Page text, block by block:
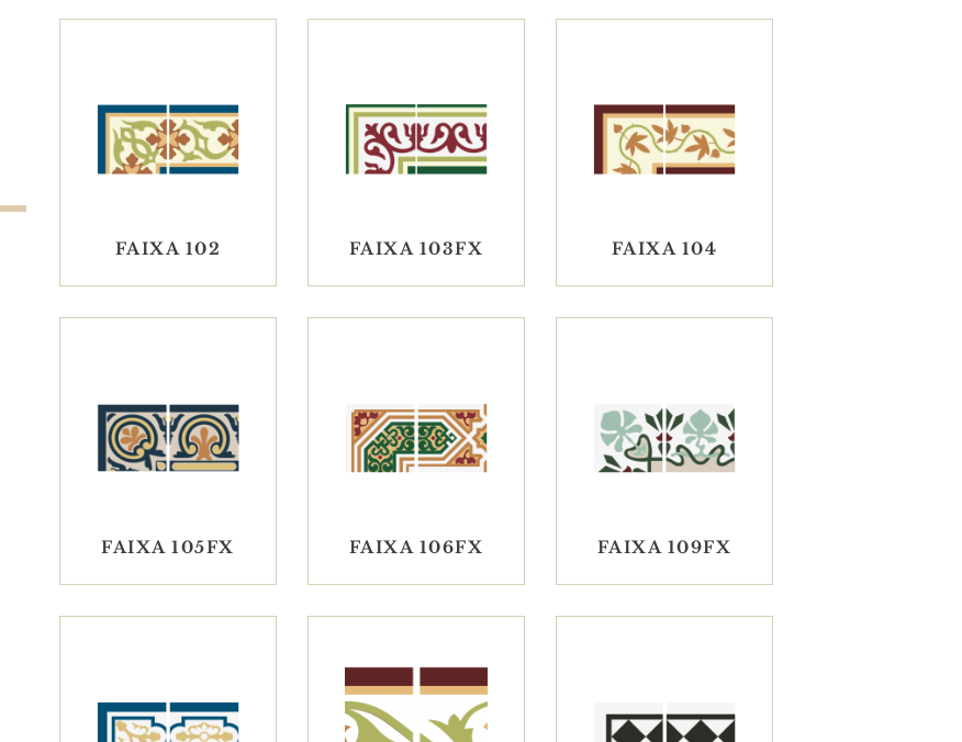
FAIXA 102 FAIXA 103FX FAIXA 104
FAIXA 105FX FAIXA 106FX FAIXA 109FX